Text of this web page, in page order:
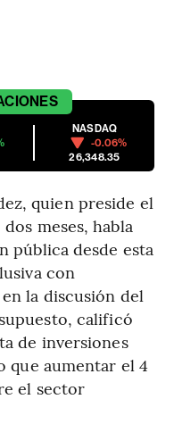
NASDAQ
-0.06%
26,348.35
quien preside el
meses, habla
pública desde esta
con
la discusión del
calificó
de inversiones
que aumentar el 4
el sector